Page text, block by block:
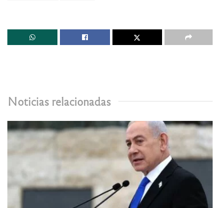
Noticias relacionadas